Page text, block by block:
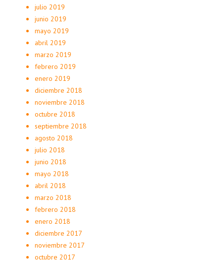
julio 2019
junio 2019
mayo 2019
abril 2019
marzo 2019
febrero 2019
enero 2019
diciembre 2018
noviembre 2018
octubre 2018
septiembre 2018
agosto 2018
julio 2018
junio 2018
mayo 2018
abril 2018
marzo 2018
febrero 2018
enero 2018
diciembre 2017
noviembre 2017
octubre 2017